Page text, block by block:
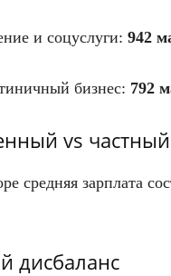
и соцуслуги: 942
бизнес: 792
vs
средняя зарплата
дисбаланс